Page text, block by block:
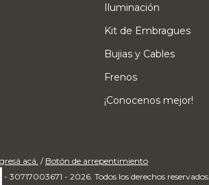
Iluminación
Kit de Embragues
Bujias y Cables
Frenos
¡Conocenos mejor!
acá. / Botón de arrepentimiento
- 2026. Todos los derechos reservados.